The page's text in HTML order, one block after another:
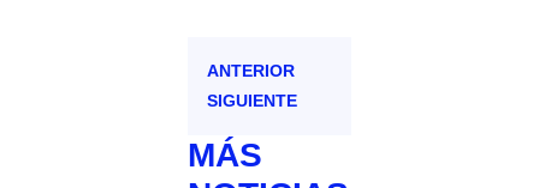
ANTERIOR
SIGUIENTE
MÁS